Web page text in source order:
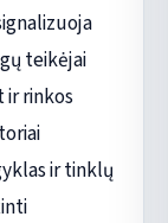
teikėjai
rinkos
ir tinklų